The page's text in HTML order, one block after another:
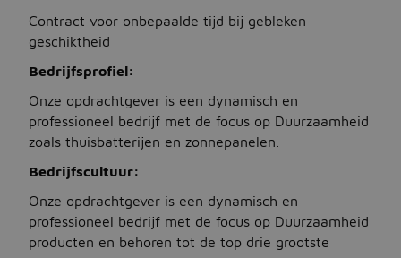
Contract voor onbepaalde tijd bij gebleken
geschiktheid
Bedrijfsprofiel:
Onze opdrachtgever is een dynamisch en
professioneel bedrijf met de focus op Duurzaamheid
zoals thuisbatterijen en zonnepanelen.
Bedrijfscultuur:
Onze opdrachtgever is een dynamisch en
professioneel bedrijf met de focus op Duurzaamheid
producten en behoren tot de top drie grootste
Jobs United Kingdom
Help
Algemene voorwaarden
Vacatures plaatsen